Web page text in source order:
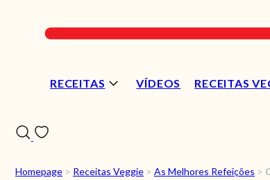
RECEITAS VÍDEOS RECEITAS
Homepage > Receitas Veggie > As Melhores Refeições >